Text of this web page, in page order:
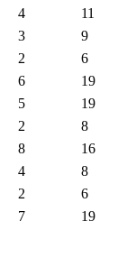
4 11
3 9
2 6
6 19
5 19
2 8
8 16
4 8
2 6
7 19